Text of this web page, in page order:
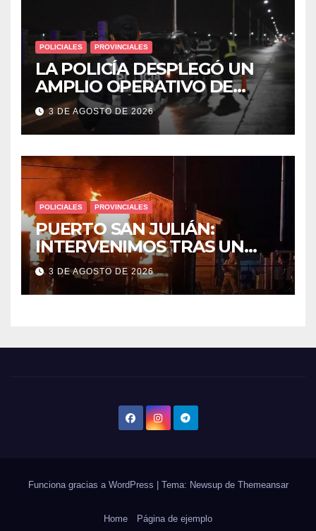
POLICIALES PROVINCIALES
LA POLICÍA DESPLEGÓ UN
AMPLIO OPERATIVO DE
PREVENCIÓN Y CONTROLES
EN TODA LA CIUDAD
3 DE AGOSTO DE 2026
POLICIALES PROVINCIALES
PUERTO SAN JULIÁN:
INTERVENIMOS TRAS UN
INCENDIO DE VIVIENDA QUE
DEJÓ DOS VÍCTIMAS
FATALES Y UN DETENIDO
3 DE AGOSTO DE 2026
Funciona gracias a WordPress Tema: Newsup de Themeansar
Home Página de ejemplo